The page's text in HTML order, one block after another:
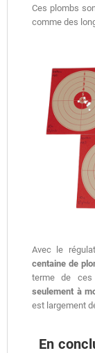
Ces plombs
comme des
Avec le
centaine de
terme de
seulement à
est largement
En